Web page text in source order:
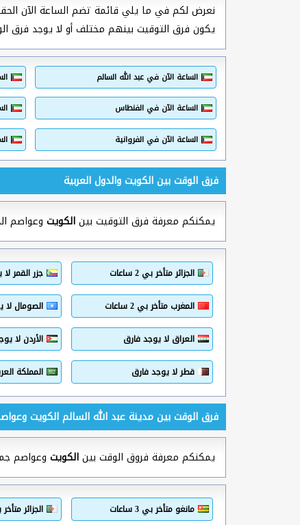
نعرض لكم في ما يلي قائمة تضم الساعة الآن
يكون فرق التوقيت بينهم مختلف أو لا يوجد فرق
الساعة الآن في عبد الله السالم
الساعة الآن في الفنطاس
الساعة الآن في الفروانية
فرق الوقت بين الكويت والدول العربية
يمكنكم معرفة فرق التوقيت بينالكويتوعواصم
الجزائر متأخر بي 2 ساعات جزر القمر
المغرب متأخر بي 2 ساعات الصومال لا
العراق لا يوجد فارق الأردن لا
قطر لا يوجد فارق المملكة
فرق الوقت بين مدينة عبد الله السالم الكويت
يمكنكم معرفة فروق الوقت بينالكويتوعواصم
مانغو متأخر بي 3 ساعات الجزائر متأخر بي 2